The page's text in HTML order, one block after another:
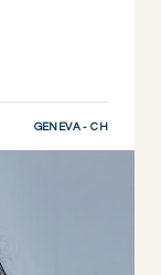
GENEVA - CH